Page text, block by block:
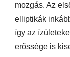
mozgás. Az
elliptikák
így az
erőssége is